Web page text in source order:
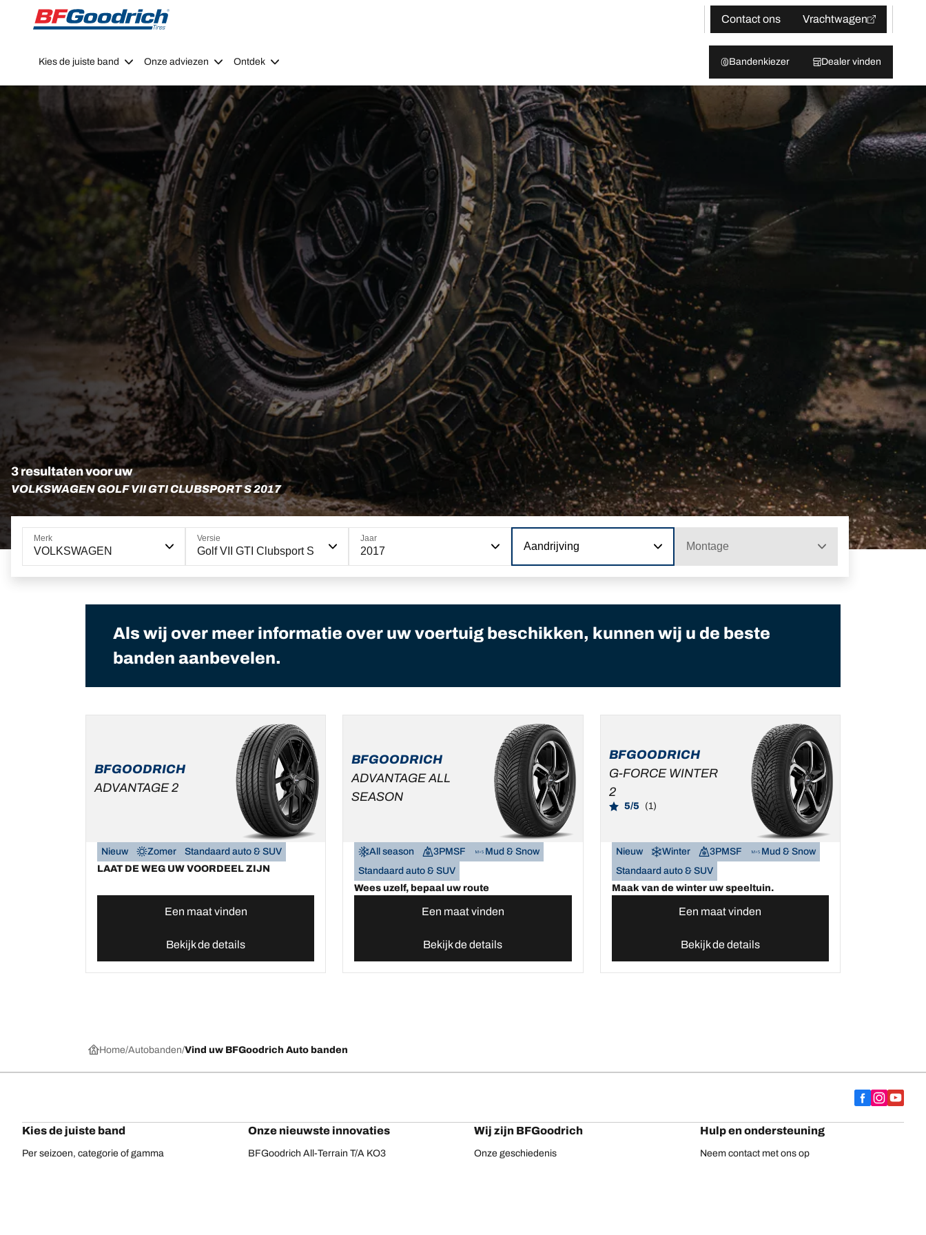
Go to page content
Go to page navigation
Contact ons
Vrachtwagen
Kies de juiste band Onze adviezen Ontdek Bandenkiezer Dealer vinden
3 resultaten voor uw
VOLKSWAGEN GOLF VII GTI CLUBSPORT S 2017
Merk
VOLKSWAGEN
Versie
Golf VII GTI Clubsport S
Jaar
2017 Aandrijving Montage
Als wij over meer informatie over uw voertuig beschikken, kunnen wij u de beste
banden aanbevelen.
BFGOODRICH
ADVANTAGE 2
Nieuw Zomer
Standaard auto & SUV
LAAT DE WEG UW VOORDEEL ZIJN
Een maat vinden
Bekijk de details
BFGOODRICH
ADVANTAGE ALL
SEASON
All season 3PMSF
Mud & Snow
Standaard auto & SUV
Wees uzelf, bepaal uw route
Een maat vinden
Bekijk de details
BFGOODRICH
G-FORCE WINTER
2
5/5 (1)
Nieuw Winter 3PMSF
Mud & Snow
Standaard auto & SUV
Maak van de winter uw speeltuin.
Een maat vinden
Bekijk de details
Home Autobanden Vind uw BFGoodrich Auto banden
Kies de juiste band
Per seizoen, categorie of gamma
Onze nieuwste innovaties
BFGoodrich All-Terrain T/A KO3
Wij zijn BFGoodrich
Onze geschiedenis
Hulp en ondersteuning
Neem contact met ons op